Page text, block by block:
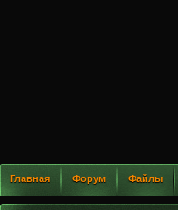
Главная Форум Файлы